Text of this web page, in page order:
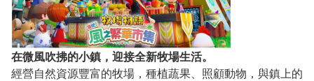
在微風吹拂的小鎮，迎接全新牧場生活。
經營自然資源豐富的牧場，種植蔬果、照顧動物，與鎮上的